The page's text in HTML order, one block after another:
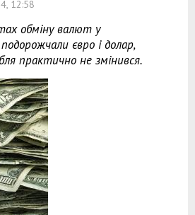
12:58
обміну валют у
євро і долар,
практично не змінився.